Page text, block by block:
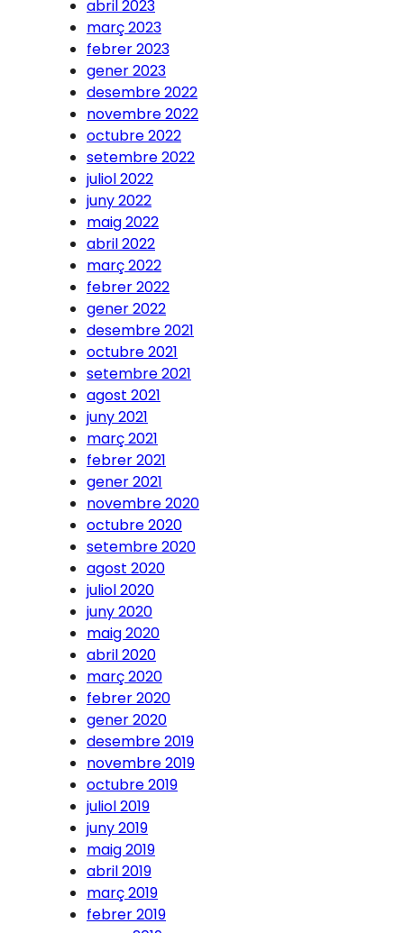
abril 2023
març 2023
febrer 2023
gener 2023
desembre 2022
novembre 2022
octubre 2022
setembre 2022
juliol 2022
juny 2022
maig 2022
abril 2022
març 2022
febrer 2022
gener 2022
desembre 2021
octubre 2021
setembre 2021
agost 2021
juny 2021
març 2021
febrer 2021
gener 2021
novembre 2020
octubre 2020
setembre 2020
agost 2020
juliol 2020
juny 2020
maig 2020
abril 2020
març 2020
febrer 2020
gener 2020
desembre 2019
novembre 2019
octubre 2019
juliol 2019
juny 2019
maig 2019
abril 2019
març 2019
febrer 2019